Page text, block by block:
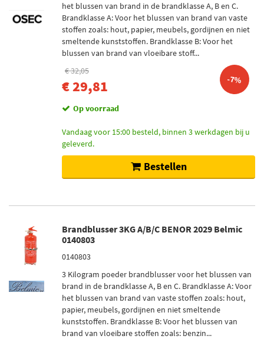
het blussen van brand in de brandklasse A, B en C.
Brandklasse A: Voor het blussen van brand van vaste
stoffen zoals: hout, papier, meubels, gordijnen en niet
smeltende kunststoffen. Brandklasse B: Voor het
blussen van brand van vloeibare stoff...
€ 32,05
€ 29,81 -7%
Op voorraad
Vandaag voor 15:00 besteld, binnen 3 werkdagen bij u
geleverd.
Bestellen
Brandblusser 3KG A/B/C BENOR 2029 Belmic
0140803
0140803
3 Kilogram poeder brandblusser voor het blussen van
brand in de brandklasse A, B en C. Brandklasse A: Voor
het blussen van brand van vaste stoffen zoals: hout,
papier, meubels, gordijnen en niet smeltende
kunststoffen. Brandklasse B: Voor het blussen van
brand van vloeibare stoffen zoals: benzin...